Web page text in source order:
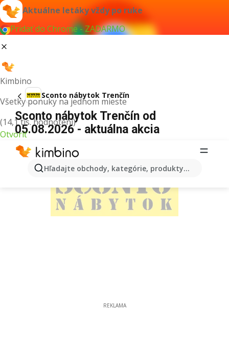
Aktuálne letáky vždy po ruke
Pridať do Chrome - ZADARMO
Kimbino
Všetky ponuky na jednom mieste
(14,1 tis. hodnotení)
Otvoriť
Hľadajte obchody, kategórie, produkty...
Sconto nábytok Trenčín
Sconto nábytok Trenčín od
05.08.2026 - aktuálna akcia
REKLAMA